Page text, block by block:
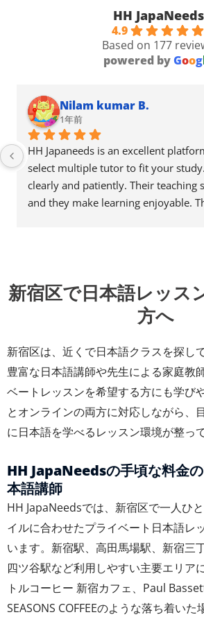
HH JapaNeeds
4.9
Based on 177
powered byGoog
Nilam kumar B.
1年前
HH Japaneeds is an excellent
select multiple tutor to fit your
clearly and patiently. Their teaching
and they make learning enjoyable.
新宿区で日本語レッス
方へ
新宿区は、近くで日本語クラスを探し
豊富な日本語講師や先生による家庭教
ベートレッスンを希望する方にも学び
とオンラインの両方に対応しながら、
に日本語を学べるレッスン環境が整っ
HH JapaNeedsの手頃な料金
本語講師
HH JapaNeedsでは、新宿区で一人ひ
イルに合わせたプライベート日本語レ
います。新宿駅、高田馬場駅、新宿三
四ツ谷駅など利用しやすい主要エリア
トルコーヒー 新宿カフェ、Paul
SEASONS COFFEEのような落ち着い